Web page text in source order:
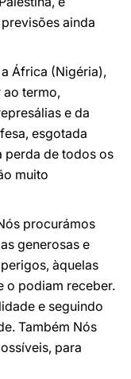
ainda
África (Nigéria),
termo,
e da
esgotada
perda de todos os
muito
procurámos
generosas e
àquelas
o podiam receber.
e seguindo
Também Nós
para